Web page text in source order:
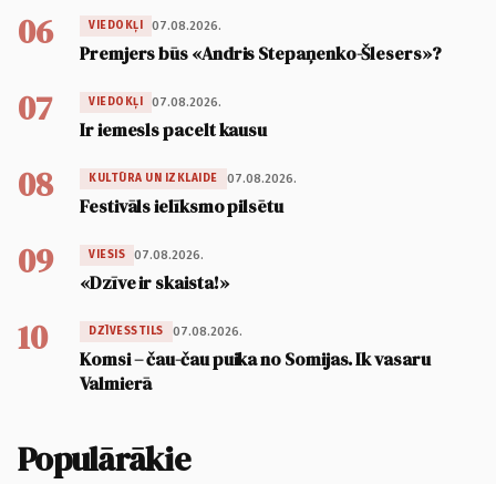
06 VIEDOKĻI 07.08.2026.
Premjers būs «Andris Stepaņenko-Šlesers»?
07 VIEDOKĻI 07.08.2026.
Ir iemesls pacelt kausu
08 KULTŪRA UN IZKLAIDE 07.08.2026.
Festivāls ielīksmo pilsētu
09 VIESIS 07.08.2026.
«Dzīve ir skaista!»
10 DZĪVESSTILS 07.08.2026.
Komsi – čau-čau puika no Somijas. Ik vasaru
Valmierā
Populārākie